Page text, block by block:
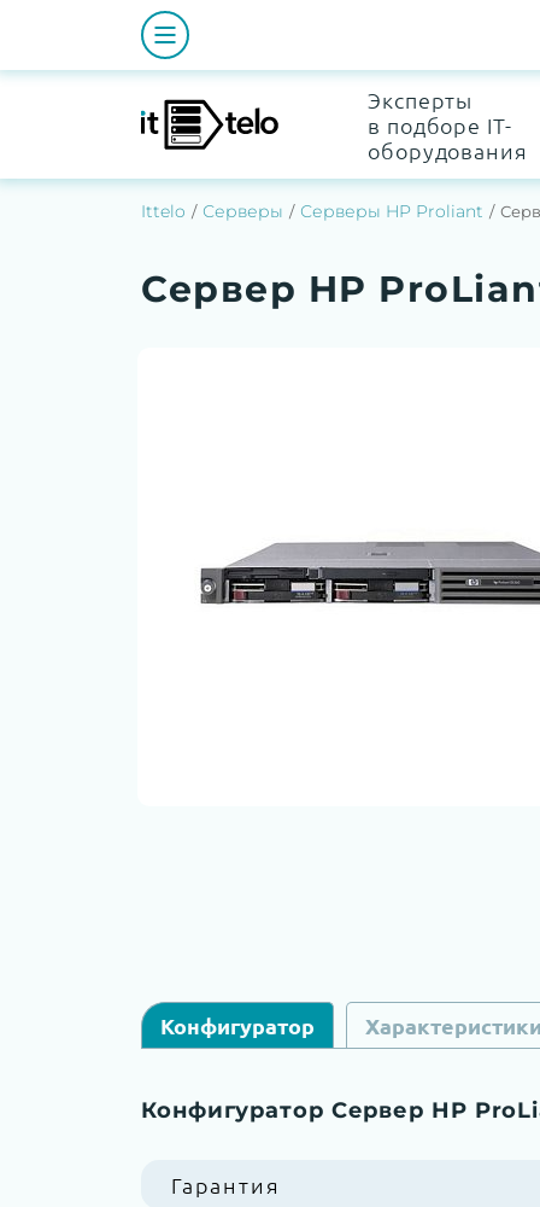
Эксперты
в подборе IT-
оборудования
Ittelo Серверы Серверы HP Proliant
Сервер HP
Конфигуратор Характеристики
Конфигуратор Сервер HP
Гарантия